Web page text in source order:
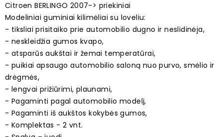
Citroen BERLINGO 2007-> priekiniai
Modeliniai guminiai kilimėliai su loveliu:
- tiksliai prisitaiko prie automobilio dugno ir neslidinėja,
- neskleidžia gumos kvapo,
- atsparūs aukštai ir žemai temperatūrai,
- puikiai apsaugo automobilio saloną nuo purvo, smėlio ir
drėgmės,
- lengvai prižiūrimi, plaunami,
- Pagaminti pagal automobilio modelį,
- Pagaminti iš aukštos kokybės gumos,
- Komplektas - 2 vnt.